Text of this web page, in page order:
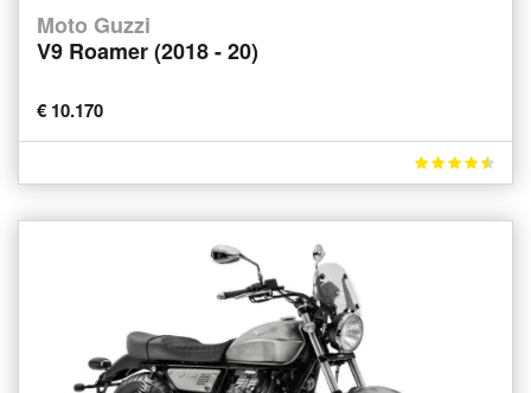
Moto Guzzi
V9 Roamer (2018 - 20)
€ 10.170